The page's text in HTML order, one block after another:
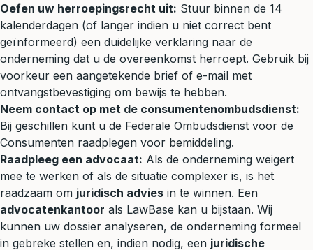
Oefen uw herroepingsrecht uit: Stuur binnen de 14
kalenderdagen (of langer indien u niet correct bent
geïnformeerd) een duidelijke verklaring naar de
onderneming dat u de overeenkomst herroept. Gebruik bij
voorkeur een aangetekende brief of e-mail met
ontvangstbevestiging om bewijs te hebben.
Neem contact op met de consumentenombudsdienst:
Bij geschillen kunt u de Federale Ombudsdienst voor de
Consumenten raadplegen voor bemiddeling.
Raadpleeg een advocaat: Als de onderneming weigert
mee te werken of als de situatie complexer is, is het
raadzaam om juridisch advies in te winnen. Een
advocatenkantoor als LawBase kan u bijstaan. Wij
kunnen uw dossier analyseren, de onderneming formeel
in gebreke stellen en, indien nodig, een juridische